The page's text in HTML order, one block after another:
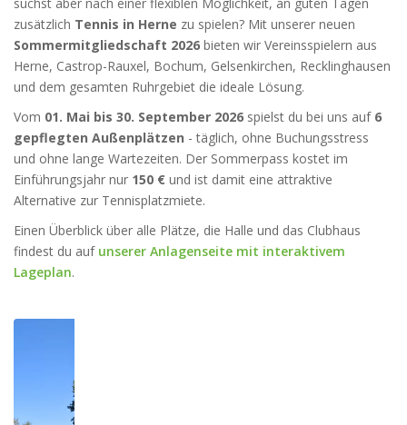
zusätzlich Tennis in Herne zu spielen? Mit unserer neuen
Sommermitgliedschaft 2026 bieten wir Vereinsspielern aus
Herne, Castrop-Rauxel, Bochum, Gelsenkirchen, Recklinghausen
und dem gesamten Ruhrgebiet die ideale Lösung.
Vom 01. Mai bis 30. September 2026 spielst du bei uns auf 6
gepflegten Außenplätzen - täglich, ohne Buchungsstress
und ohne lange Wartezeiten. Der Sommerpass kostet im
Einführungsjahr nur 150 € und ist damit eine attraktive
Alternative zur Tennisplatzmiete.
Einen Überblick über alle Plätze, die Halle und das Clubhaus
findest du auf unserer Anlagenseite mit interaktivem
Lageplan.